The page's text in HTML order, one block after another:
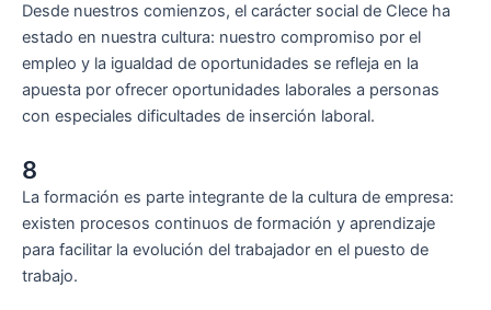
Desde nuestros comienzos, el carácter social de Clece ha
estado en nuestra cultura: nuestro compromiso por el
empleo y la igualdad de oportunidades se refleja en la
apuesta por ofrecer oportunidades laborales a personas
con especiales dificultades de inserción laboral.
8
La formación es parte integrante de la cultura de empresa:
existen procesos continuos de formación y aprendizaje
para facilitar la evolución del trabajador en el puesto de
trabajo.